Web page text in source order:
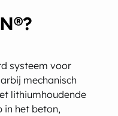
systeem voor
mechanisch
lithium­houdende
in het beton,